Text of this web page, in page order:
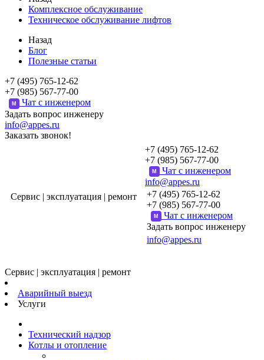
Комплексное обслуживание
Техническое обслуживание лифтов
Назад
Блог
Полезные статьи
+7 (495) 765-12-62
+7 (985) 567-77-00
M
Чат с инженером
Задать вопрос инженеру
info@appes.ru
Заказать звонок!
Сервис | эксплуатация | ремонт
+7 (495) 765-12-62
+7 (985) 567-77-00
M
Чат с инженером
info@appes.ru
+7 (495) 765-12-62
+7 (985) 567-77-00
M
Чат с инженером
Задать вопрос инженеру
info@appes.ru
Сервис | эксплуатация | ремонт
Аварийный выезд
Услуги
Технический надзор
Котлы и отопление